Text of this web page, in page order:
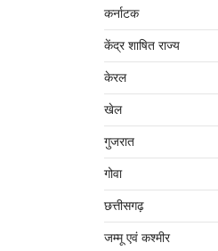
कर्नाटक
केंद्र शाषित राज्य
केरल
खेल
गुजरात
गोवा
छत्तीसगढ़
जम्‍मू एवं कश्‍मीर